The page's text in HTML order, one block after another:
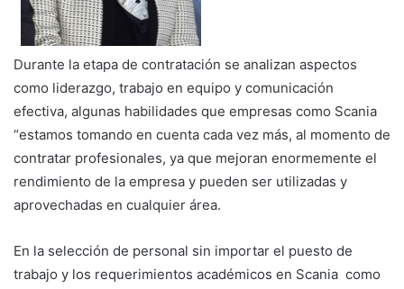
Durante la etapa de contratación se analizan aspectos
como liderazgo, trabajo en equipo y comunicación
efectiva, algunas habilidades que empresas como Scania
“estamos tomando en cuenta cada vez más, al momento de
contratar profesionales, ya que mejoran enormemente el
rendimiento de la empresa y pueden ser utilizadas y
aprovechadas en cualquier área.
En la selección de personal sin importar el puesto de
trabajo y los requerimientos académicos en Scania como